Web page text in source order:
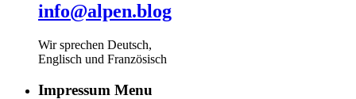
info@alpen.blog
Wir sprechen Deutsch,
Englisch und Französisch
Impressum Menu